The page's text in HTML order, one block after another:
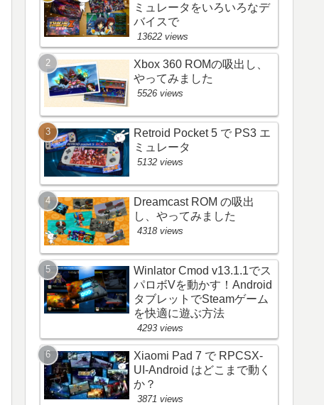
ミュレータをいろいろなデ
バイスで
13622 views
Xbox 360 ROMの吸出し、
やってみました
5526 views
Retroid Pocket 5 で PS3 エ
ミュレータ
5132 views
Dreamcast ROM の吸出
し、やってみました
4318 views
Winlator Cmod v13.1.1でス
パロボVを動かす！Android
タブレットでSteamゲーム
を快適に遊ぶ方法
4293 views
Xiaomi Pad 7 で RPCSX-
UI-Android はどこまで動く
か？
3871 views